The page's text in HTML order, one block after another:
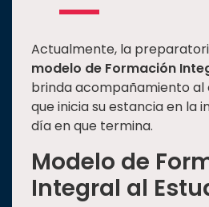
Actualmente, la
modelo de Formación
brinda acompañamiento al
que inicia su estancia en la
día en que termina.
Modelo de
Integral al